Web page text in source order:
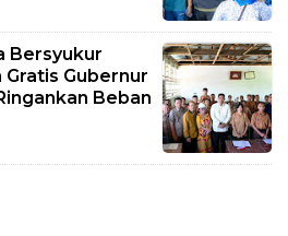
Bersyukur
Gubernur
Beban